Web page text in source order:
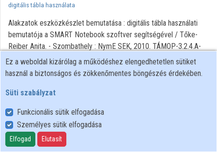
digitális tábla használata
Alakzatok eszközkészlet bemutatása : digitális tábla használati
bemutatója a SMART Notebook szoftver segítségével / Tőke-
Reiber Anita. - Szombathely : NymE SEK, 2010. TÁMOP-3.2.4.A-
11/1-2012-0060 Tudásdepó-Expressz "A Színes krétától a
digitális tábláig" alprojekt oktatóanyaga
Felhasználói szabályzat
Adatkezelési tájékoztató
Süti szabályzat
Ez a weboldal kizárólag a működéshez elengedhetetlen sütiket
használ a biztonságos és zökkenőmentes böngészés érdekében.
Süti szabályzat
Funkcionális sütik elfogadása
Személyes sütik elfogadása
Elfogad Elutasít